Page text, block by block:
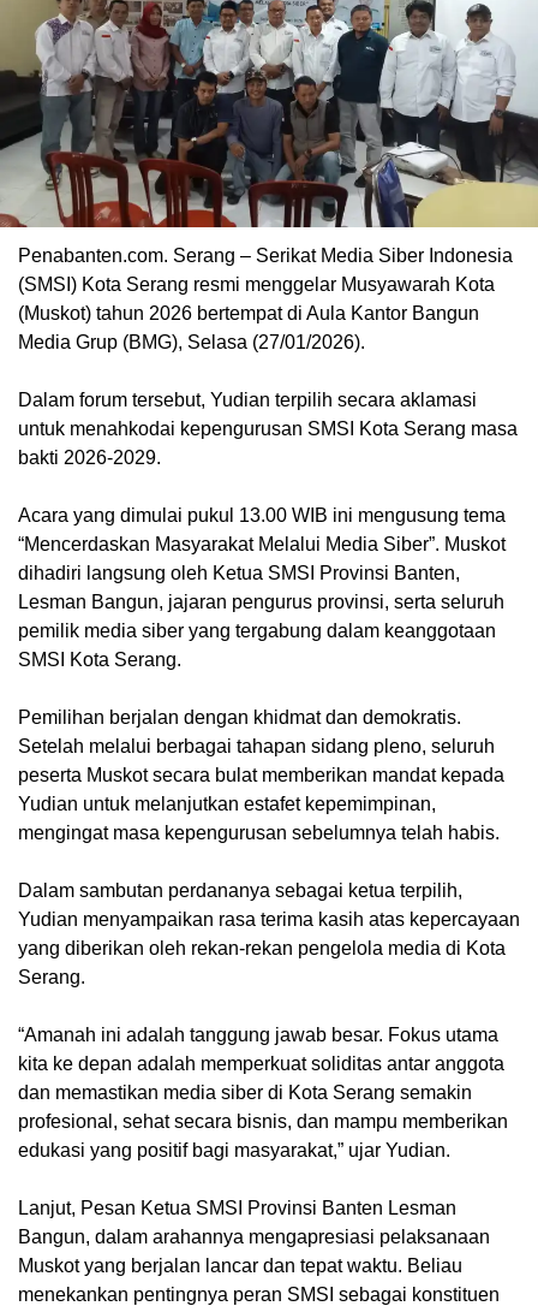
Penabanten.com. Serang – Serikat Media Siber Indonesia
(SMSI) Kota Serang resmi menggelar Musyawarah Kota
(Muskot) tahun 2026 bertempat di Aula Kantor Bangun
Media Grup (BMG), Selasa (27/01/2026).
Dalam forum tersebut, Yudian terpilih secara aklamasi
untuk menahkodai kepengurusan SMSI Kota Serang masa
bakti 2026-2029.
Acara yang dimulai pukul 13.00 WIB ini mengusung tema
“Mencerdaskan Masyarakat Melalui Media Siber”. Muskot
dihadiri langsung oleh Ketua SMSI Provinsi Banten,
Lesman Bangun, jajaran pengurus provinsi, serta seluruh
pemilik media siber yang tergabung dalam keanggotaan
SMSI Kota Serang.
Pemilihan berjalan dengan khidmat dan demokratis.
Setelah melalui berbagai tahapan sidang pleno, seluruh
peserta Muskot secara bulat memberikan mandat kepada
Yudian untuk melanjutkan estafet kepemimpinan,
mengingat masa kepengurusan sebelumnya telah habis.
Dalam sambutan perdananya sebagai ketua terpilih,
Yudian menyampaikan rasa terima kasih atas kepercayaan
yang diberikan oleh rekan-rekan pengelola media di Kota
Serang.
“Amanah ini adalah tanggung jawab besar. Fokus utama
kita ke depan adalah memperkuat soliditas antar anggota
dan memastikan media siber di Kota Serang semakin
profesional, sehat secara bisnis, dan mampu memberikan
edukasi yang positif bagi masyarakat,” ujar Yudian.
Lanjut, Pesan Ketua SMSI Provinsi Banten Lesman
Bangun, dalam arahannya mengapresiasi pelaksanaan
Muskot yang berjalan lancar dan tepat waktu. Beliau
menekankan pentingnya peran SMSI sebagai konstituen